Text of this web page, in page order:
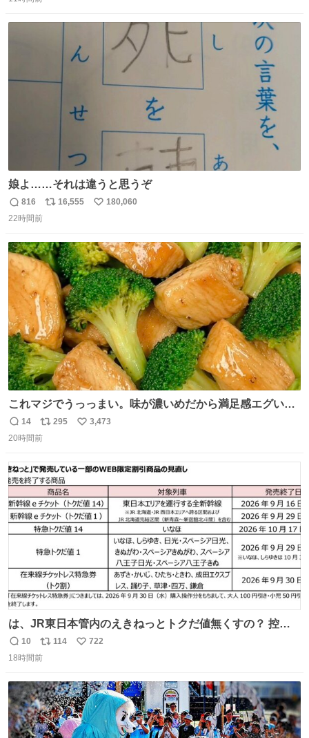
信
ポ
娘よ……それは違うと思うぞ
返
信
816
リ
ト
数
16,555
い
数
180,060
22時間前
これマジでうっっまい。味が濃いめだから満足感エグいし
1週間で3キロ痩せた😭
返
信
14
リ
ポ
ト
数
295
い
数
3,473
20時間前
は、JR東日本管内のえきねっとトクだ値無くすの？ 控え
めに言ってクソすぎんか？
返
信
10
リ
ポ
ト
数
114
い
数
722
18時間前